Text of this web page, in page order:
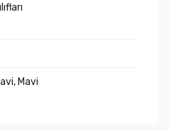
Mavi